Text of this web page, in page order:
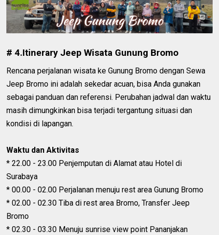
# 4.Itinerary Jeep Wisata Gunung Bromo
Rencana perjalanan wisata ke Gunung Bromo dengan Sewa
Jeep Bromo ini adalah sekedar acuan, bisa Anda gunakan
sebagai panduan dan referensi. Perubahan jadwal dan waktu
masih dimungkinkan bisa terjadi tergantung situasi dan
kondisi di lapangan.
Waktu dan Aktivitas
* 22.00 - 23.00 Penjemputan di Alamat atau Hotel di
Surabaya
* 00.00 - 02.00 Perjalanan menuju rest area Gunung Bromo
* 02.00 - 02.30 Tiba di rest area Bromo, Transfer Jeep
Bromo
* 02.30 - 03.30 Menuju sunrise view point Pananjakan